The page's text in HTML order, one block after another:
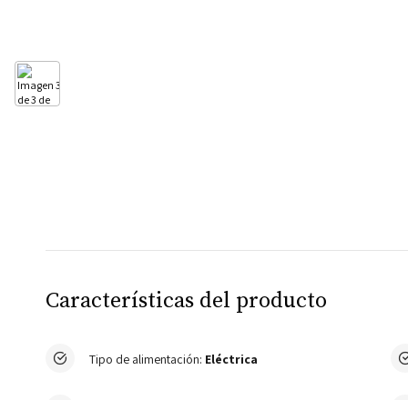
Características del producto
Tipo de alimentación: Eléctrica